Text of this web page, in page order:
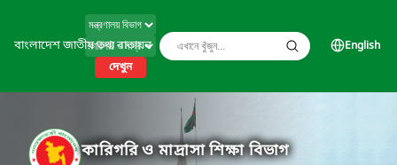
বাংলাদেশ জাতীয় তথ্য বাতায়ন
দেখুন
English
কারিগরি ও মাদ্রাসা শিক্ষা বিভাগ